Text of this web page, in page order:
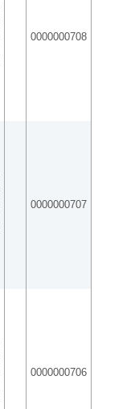
0000000708
0000000707
0000000706